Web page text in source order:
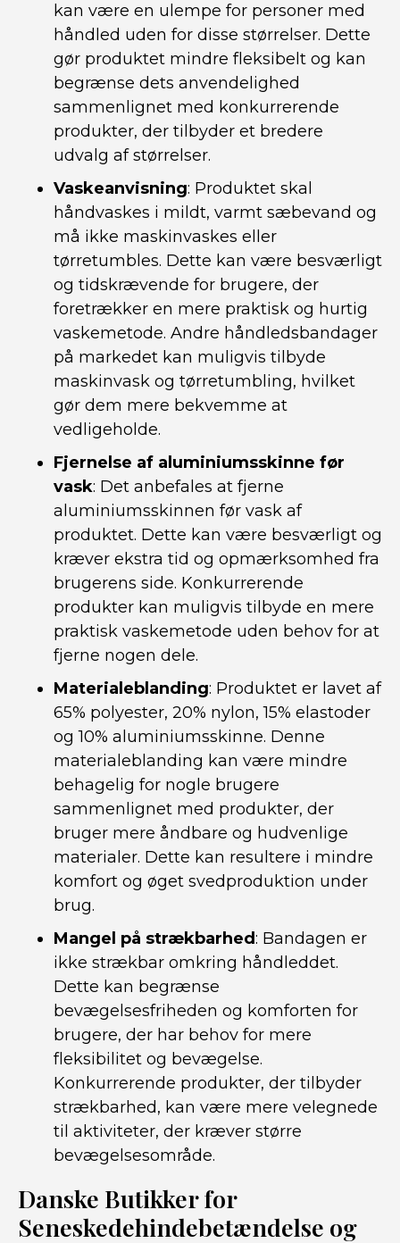
kan være en ulempe for personer med
håndled uden for disse størrelser. Dette
gør produktet mindre fleksibelt og kan
begrænse dets anvendelighed
sammenlignet med konkurrerende
produkter, der tilbyder et bredere
udvalg af størrelser.
Vaskeanvisning: Produktet skal
håndvaskes i mildt, varmt sæbevand og
må ikke maskinvaskes eller
tørretumbles. Dette kan være besværligt
og tidskrævende for brugere, der
foretrækker en mere praktisk og hurtig
vaskemetode. Andre håndledsbandager
på markedet kan muligvis tilbyde
maskinvask og tørretumbling, hvilket
gør dem mere bekvemme at
vedligeholde.
Fjernelse af aluminiumsskinne før
vask: Det anbefales at fjerne
aluminiumsskinnen før vask af
produktet. Dette kan være besværligt og
kræver ekstra tid og opmærksomhed fra
brugerens side. Konkurrerende
produkter kan muligvis tilbyde en mere
praktisk vaskemetode uden behov for at
fjerne nogen dele.
Materialeblanding: Produktet er lavet af
65% polyester, 20% nylon, 15% elastoder
og 10% aluminiumsskinne. Denne
materialeblanding kan være mindre
behagelig for nogle brugere
sammenlignet med produkter, der
bruger mere åndbare og hudvenlige
materialer. Dette kan resultere i mindre
komfort og øget svedproduktion under
brug.
Mangel på strækbarhed: Bandagen er
ikke strækbar omkring håndleddet.
Dette kan begrænse
bevægelsesfriheden og komforten for
brugere, der har behov for mere
fleksibilitet og bevægelse.
Konkurrerende produkter, der tilbyder
strækbarhed, kan være mere velegnede
til aktiviteter, der kræver større
bevægelsesområde.
Danske Butikker for
Seneskedehindebetændelse og